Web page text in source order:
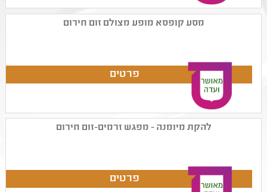
מסע קופסא מופע מצולם זום חירום
להקת מיומנה - מפגש זרמים-זום חירום